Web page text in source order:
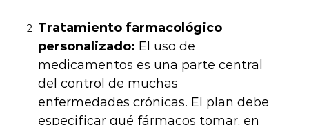
Tratamiento farmacológico
personalizado: El uso de
medicamentos es una parte central
del control de muchas
enfermedades crónicas. El plan debe
especificar qué fármacos tomar, en